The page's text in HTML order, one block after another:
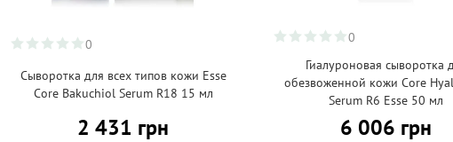
0
Сыворотка для всех типов кожи Esse
Core Bakuchiol Serum R18 15 мл
2 431 грн
0
Гиалуроновая сыворотка
обезвоженной кожи Core
Serum R6 Esse 50 мл
6 006 грн